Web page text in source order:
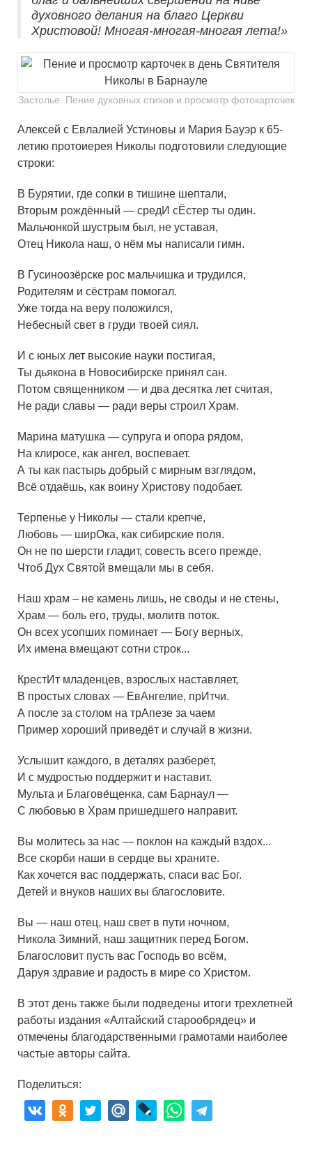
духовного делания на благо Церкви
Христовой! Многая-многая-многая лета!»
Застолье. Пение духовных стихов и просмотр фотокарточек
Алексей с Евлалией Устиновы и Мария Бауэр к 65-
летию протоиерея Николы подготовили следующие
строки:
В Бурятии, где сопки в тишине шептали,
Вторым рождённый — средИ сЁстер ты один.
Мальчонкой шустрым был, не уставая,
Отец Никола наш, о нём мы написали гимн.
В Гусиноозёрске рос мальчишка и трудился,
Родителям и сёстрам помогал.
Уже тогда на веру положился,
Небесный свет в груди твоей сиял.
И с юных лет высокие науки постигая,
Ты дьякона в Новосибирске принял сан.
Потом священником — и два десятка лет считая,
Не ради славы — ради веры строил Храм.
Марина матушка — супруга и опора рядом,
На клиросе, как ангел, воспевает.
А ты как пастырь добрый с мирным взглядом,
Всё отдаёшь, как воину Христову подобает.
Терпенье у Николы — стали крепче,
Любовь — ширОка, как сибирские поля.
Он не по шерсти гладит, совесть всего прежде,
Чтоб Дух Святой вмещали мы в себя.
Наш храм – не камень лишь, не своды и не стены,
Храм — боль его, труды, молитв поток.
Он всех усопших поминает — Богу верных,
Их имена вмещают сотни строк...
КрестИт младенцев, взрослых наставляет,
В простых словах — ЕвАнгелие, прИтчи.
А после за столом на трАпезе за чаем
Пример хороший приведёт и случай в жизни.
Услышит каждого, в деталях разберёт,
И с мудростью поддержит и наставит.
Мульта и Благове́щенка, сам Барнаул —
С любовью в Храм пришедшего направит.
Вы молитесь за нас — поклон на каждый вздох...
Все скорби наши в сердце вы храните.
Как хочется вас поддержать, спаси вас Бог.
Детей и внуков наших вы благословите.
Вы — наш отец, наш свет в пути ночном,
Никола Зимний, наш защитник перед Богом.
Благословит пусть вас Господь во всём,
Даруя здравие и радость в мире со Христом.
В этот день также были подведены итоги трехлетней
работы издания «Алтайский старообрядец» и
отмечены благодарственными грамотами наиболее
частые авторы сайта.
Поделиться: